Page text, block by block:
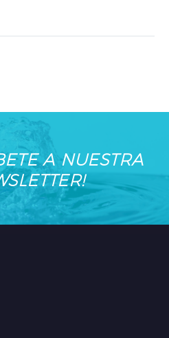
A NUESTRA